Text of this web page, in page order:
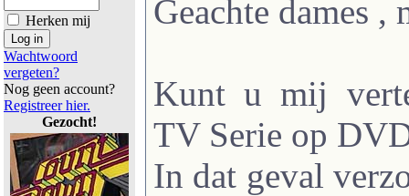
Herken mij
Wachtwoord
vergeten?
Nog geen account?
Registreer hier.
Gezocht!
Geachte dames ,
Kunt u mij
TV Serie op
In dat geval